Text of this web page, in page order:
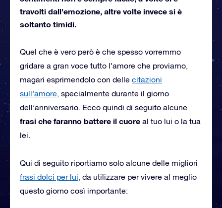
travolti dall'emozione, altre volte invece si è
soltanto timidi.
Quel che è vero però è che spesso vorremmo
gridare a gran voce tutto l’amore che proviamo,
magari esprimendolo con delle citazioni
sull’amore, specialmente durante il giorno
dell’anniversario. Ecco quindi di seguito alcune
frasi che faranno battere il cuore al tuo lui o la tua
lei.
Qui di seguito riportiamo solo alcune delle migliori
frasi dolci per lui, da utilizzare per vivere al meglio
questo giorno così importante: